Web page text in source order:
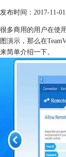
下载
购买
案例
服务
发布时间：2017-11-
很多商用的用户在使
图演示，那么在
来简单介绍一下。